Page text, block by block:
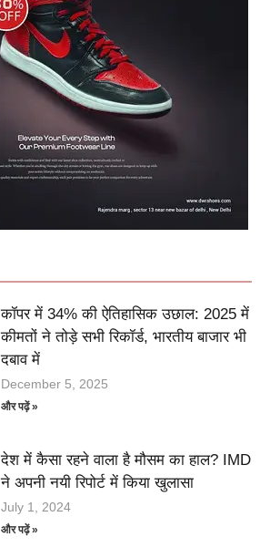
कॉपर में 34% की ऐतिहासिक उछाल: 2025 में
कीमतों ने तोड़े सभी रिकॉर्ड, भारतीय बाजार भी
दबाव में
December 5, 2025
और पढ़ें »
देश में कैसा रहने वाला है मौसम का हाल? IMD
ने अपनी नयी रिपोर्ट में किया खुलासा
July 1, 2024
और पढ़ें »